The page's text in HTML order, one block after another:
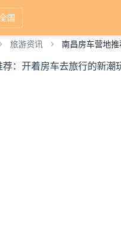
国
旅游资讯 南昌房车营地